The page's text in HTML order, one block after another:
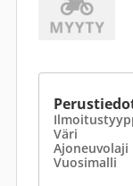
Väri
Ajoneuvolaji
Vuosimalli